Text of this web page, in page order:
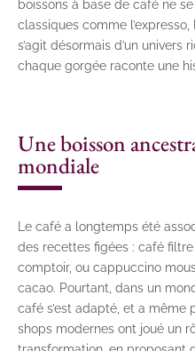
boissons à base de café ne
classiques comme
s’agit désormais d’un univers
chaque gorgée raconte une
Une boisson
mondiale
Le café a longtemps été
des recettes figées : café
comptoir, ou cappuccino
cacao. Pourtant, dans un
café s’est adapté, et a même
shops modernes ont joué un